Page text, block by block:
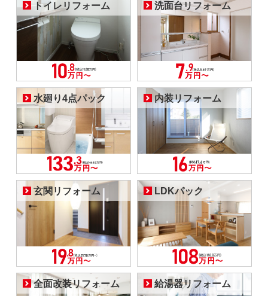
トイレリフォーム 洗面台リフォーム
水廻り4点パック 内装リフォーム
玄関リフォーム LDKパック
全面改装リフォーム 給湯器リフォーム